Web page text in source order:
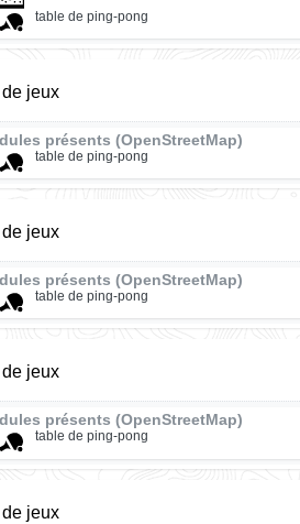
table de ping-pong
jeux
présents (OpenStreetMap)
table de ping-pong
jeux
présents (OpenStreetMap)
table de ping-pong
jeux
présents (OpenStreetMap)
table de ping-pong
jeux